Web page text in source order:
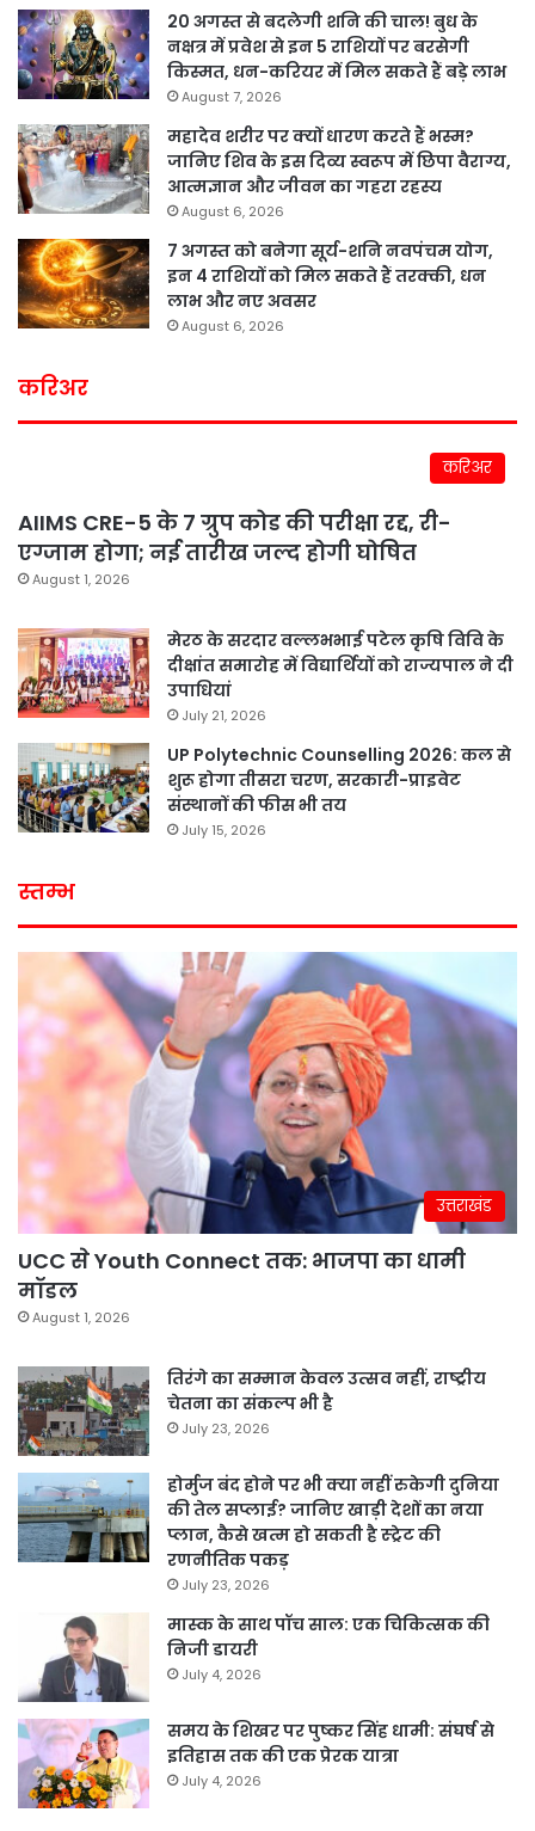
20 अगस्त से बदलेगी शनि की चाल! बुध के
नक्षत्र में प्रवेश से इन 5 राशियों पर बरसेगी
किस्मत, धन-करियर में मिल सकते हैं बड़े लाभ
August 7, 2026
महादेव शरीर पर क्यों धारण करते हैं भस्म?
जानिए शिव के इस दिव्य स्वरूप में छिपा वैराग्य,
आत्मज्ञान और जीवन का गहरा रहस्य
August 6, 2026
7 अगस्त को बनेगा सूर्य-शनि नवपंचम योग,
इन 4 राशियों को मिल सकते हैं तरक्की, धन
लाभ और नए अवसर
August 6, 2026
करिअर
करिअर
AIIMS CRE-5 के 7 ग्रुप कोड की परीक्षा रद्द, री-
एग्जाम होगा; नई तारीख जल्द होगी घोषित
August 1, 2026
मेरठ के सरदार वल्लभभाई पटेल कृषि विवि के
दीक्षांत समारोह में विद्यार्थियों को राज्यपाल ने दी
उपाधियां
July 21, 2026
UP Polytechnic Counselling 2026: कल से
शुरू होगा तीसरा चरण, सरकारी-प्राइवेट
संस्थानों की फीस भी तय
July 15, 2026
स्तम्भ
उत्तराखंड
UCC से Youth Connect तक: भाजपा का धामी
मॉडल
August 1, 2026
तिरंगे का सम्मान केवल उत्सव नहीं, राष्ट्रीय
चेतना का संकल्प भी है
July 23, 2026
होर्मुज बंद होने पर भी क्या नहीं रुकेगी दुनिया
की तेल सप्लाई? जानिए खाड़ी देशों का नया
प्लान, कैसे खत्म हो सकती है स्ट्रेट की
रणनीतिक पकड़
July 23, 2026
मास्क के साथ पॉच साल: एक चिकित्सक की
निजी डायरी
July 4, 2026
समय के शिखर पर पुष्कर सिंह धामी: संघर्ष से
इतिहास तक की एक प्रेरक यात्रा
July 4, 2026